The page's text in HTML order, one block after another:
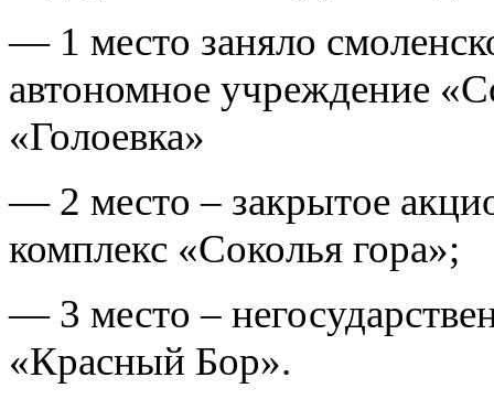
— 1 место заняло
автономное учреждение
«Голоевка»
— 2 место – закрытое
комплекс «Соколья гора»;
— 3 место –
«Красный Бор».